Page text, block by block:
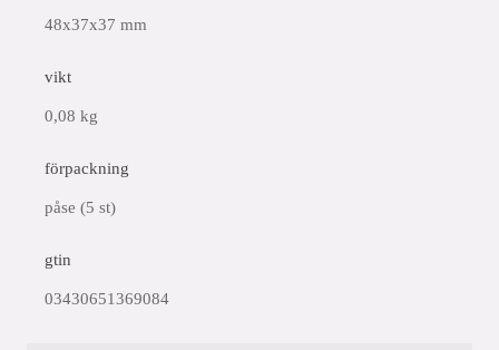
48x37x37 mm
vikt
0,08 kg
förpackning
påse (5 st)
gtin
03430651369084